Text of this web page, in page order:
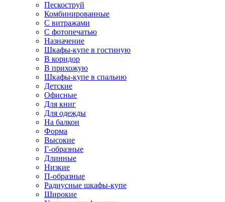
Пескоструй
Комбинированные
С витражами
С фотопечатью
Назначение
Шкафы-купе в гостиную
В коридор
В прихожую
Шкафы-купе в спальню
Детские
Офисные
Для книг
Для одежды
На балкон
Форма
Высокие
Г-образные
Длинные
Низкие
П-образные
Радиусные шкафы-купе
Широкие